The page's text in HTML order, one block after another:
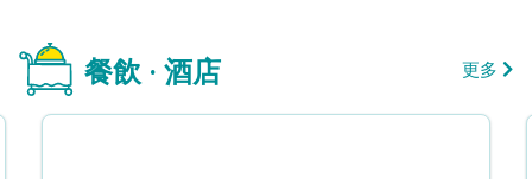
餐飲 · 酒店 更多